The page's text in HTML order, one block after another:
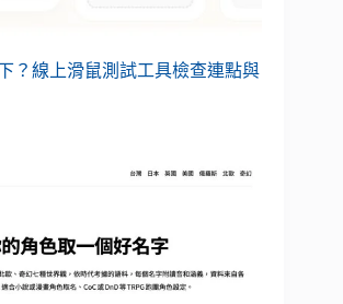
？線上滑鼠測試工具檢查連點與